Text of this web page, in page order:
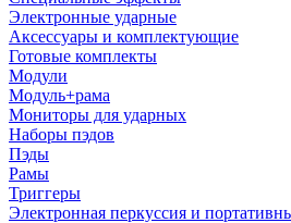
Электронные ударные
Аксессуары и комплектующие
Готовые комплекты
Модули
Модуль+рама
Мониторы для ударных
Наборы пэдов
Пэды
Рамы
Триггеры
Электронная перкуссия и